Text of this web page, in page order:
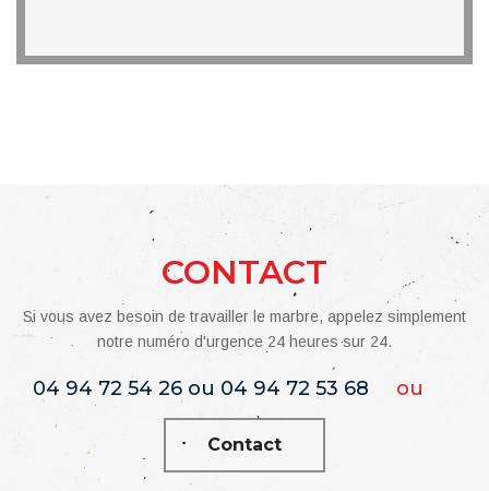
CONTACT
Si vous avez besoin de travailler le marbre, appelez simplement
notre numéro d'urgence 24 heures sur 24.
04 94 72 54 26 ou 04 94 72 53 68 ou
Contact